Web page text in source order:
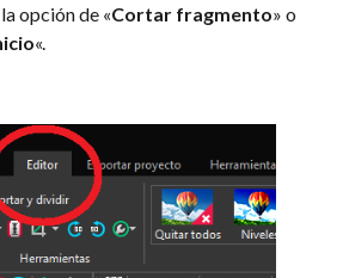
opción de «Cortar fragmento» o
«.